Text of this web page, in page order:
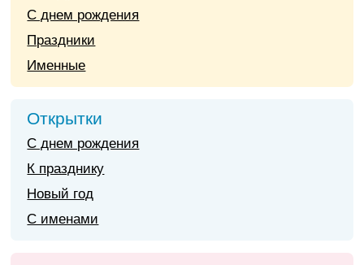
С днем рождения
Праздники
Именные
Открытки
С днем рождения
К празднику
Новый год
С именами